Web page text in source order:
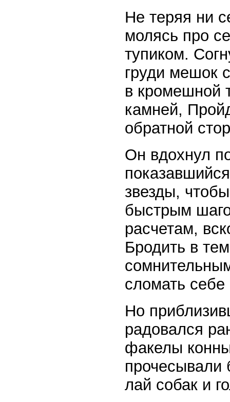
Не теряя ни
молясь про
тупиком.
груди мешок
в кромешной
камней,
обратной
Он вдохнул
звезды,
быстрым
расчетам,
Бродить в
сломать
Но
радовался
факелы
лай собак и